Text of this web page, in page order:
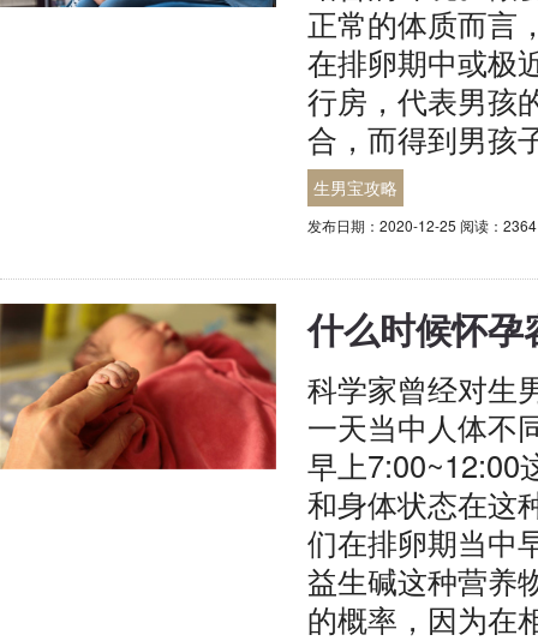
正常的体质而言
在排卵期中或极
行房，代表男孩
合，而得到男孩
生男宝攻略
发布日期：2020-12-25 阅读：
什么时候怀孕
科学家曾经对生
一天当中人体不
早上7:00~12:00
和身体状态在这
们在排卵期当中
益生碱这种营养
的概率，因为在